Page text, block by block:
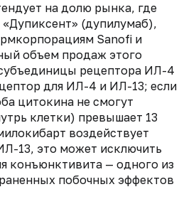
на долю рынка, где
(дупилумаб),
Sanofi и
объем продаж этого
рецептора ИЛ-4
для ИЛ-4 и ИЛ-13; если
цитокина не смогут
клетки) превышает 13
воздействует
13, это может исключить
конъюнктивита — одного из
побочных эффектов